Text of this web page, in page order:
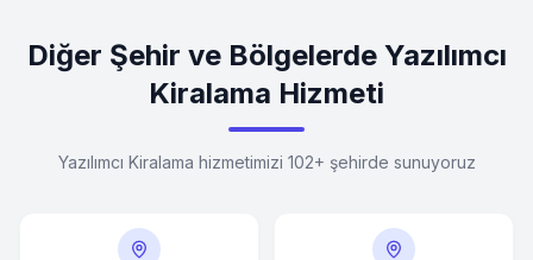
Diğer Şehir ve Bölgelerde Yazılımcı
Kiralama Hizmeti
Yazılımcı Kiralama hizmetimizi 102+ şehirde sunuyoruz